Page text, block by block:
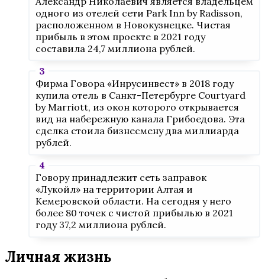
одного из отелей сети Park Inn by Radisson,
расположенном в Новокузнецке. Чистая
прибыль в этом проекте в 2021 году
составила 24,7 миллиона рублей.
Фирма Говора «Инрусинвест» в 2018 году
купила отель в Санкт-Петербурге Courtyard
by Marriott, из окон которого открывается
вид на набережную канала Грибоедова. Эта
сделка стоила бизнесмену два миллиарда
рублей.
Говору принадлежит сеть заправок
«Лукойл» на территории Алтая и
Кемеровской области. На сегодня у него
более 80 точек с чистой прибылью в 2021
году 37,2 миллиона рублей.
Личная жизнь